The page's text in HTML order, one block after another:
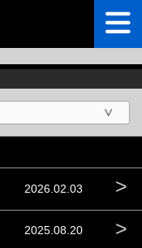
2026.02.03 >
2025.08.20 >